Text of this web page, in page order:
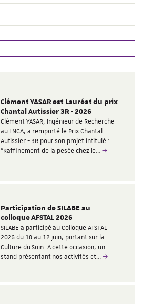
Clément YASAR est Lauréat du prix
Chantal Autissier 3R - 2026
Clément YASAR, Ingénieur de Recherche
au LNCA, a remporté le Prix Chantal
Autissier - 3R pour son projet intitulé :
"Raffinement de la pesée chez le…
Participation de SILABE au
colloque AFSTAL 2026
SILABE a participé au Colloque AFSTAL
2026 du 10 au 12 juin, portant sur la
Culture du Soin. A cette occasion, un
stand présentant nos activités et…